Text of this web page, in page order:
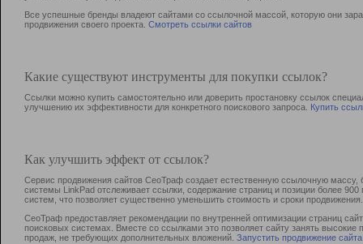
Все успешные бренды владеют сайтами со ссылочной массой, которую они
продвижения своего проекта. Смотреть ссылки сайтов
Какие существуют инструменты для покупки ссылок?
Ссылки можно купить самостоятельно или доверить простановку ссылок
улучшению их эффективности для конкретного поискового запроса. Купить
Как улучшить эффект от ссылок?
Сервис продвижения сайтов СеоТраф создает естественную ссылочную
системы LinkPad отслеживает ссылки, содержание страниц и позиции более
систем, что позволяет существенно уменьшить стоимость и сроки продвижения.
СеоТраф предоставляет рекомендации по внутренней оптимизации страниц
поисковых системах. Вместе со ссылками это позволяет сайту занять
продаж, не требующих дополнительных вложений. Запустить продвижение сайта